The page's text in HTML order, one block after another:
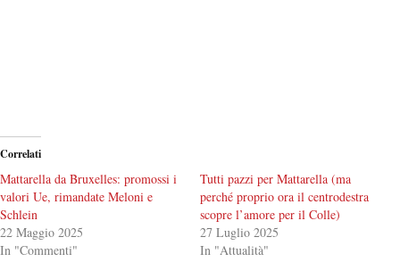
Correlati
Mattarella da Bruxelles: promossi i
valori Ue, rimandate Meloni e
Schlein
22 Maggio 2025
In "Commenti"
Tutti pazzi per Mattarella (ma
perché proprio ora il centrodestra
scopre l’amore per il Colle)
27 Luglio 2025
In "Attualità"